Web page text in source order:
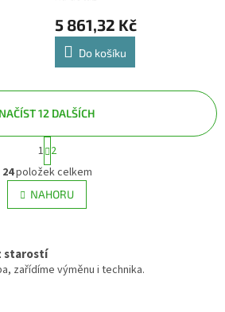
5 861,32 Kč
Do košíku
O
v
l
á
c
í
p
NAČÍST 12 DALŠÍCH
t
r
á
n
k
á
n
í
1 2
24položek celkem
NAHORU
starostí
zařídíme výměnu i technika.